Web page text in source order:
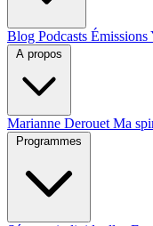
Blog Podcasts Émissions
Marianne Derouet Ma